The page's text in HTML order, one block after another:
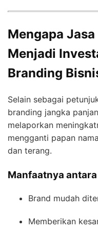
Mengapa
Menjadi
Branding
Selain sebagai
branding jangka
melaporkan
mengganti papan
dan terang.
Manfaatnya
Brand mudah
Memberikan